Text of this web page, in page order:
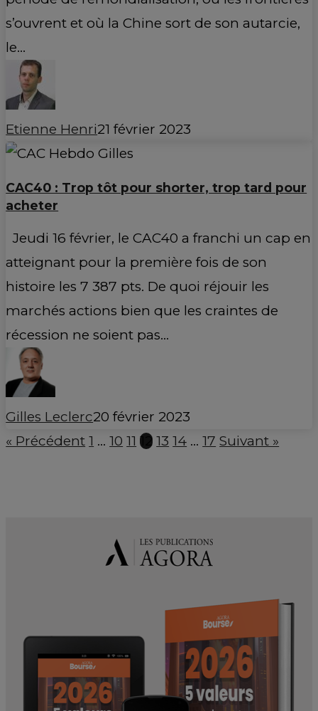
s’ouvrent et où la Chine sort de son autarcie,
le…
Etienne Henri21 février 2023
CAC40 : Trop tôt pour shorter, trop tard pour
acheter
Jeudi 16 février, le CAC40 a franchi un cap en
atteignant pour la première fois de son
histoire les 7 387 pts. De quoi réjouir les
marchés actions bien que les craintes de
récession ne soient pas…
Gilles Leclerc20 février 2023
« Précédent 1 … 10 11 12 13 14 … 17 Suivant »